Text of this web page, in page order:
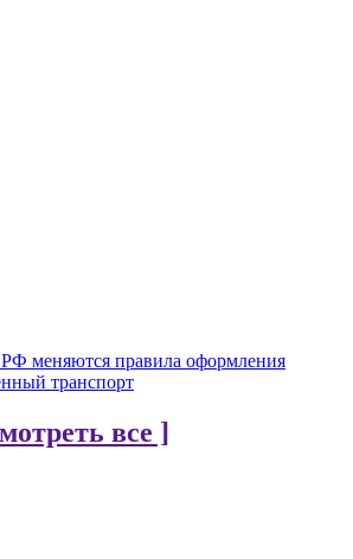
РФ меняются правила оформления
транспорт
все ]